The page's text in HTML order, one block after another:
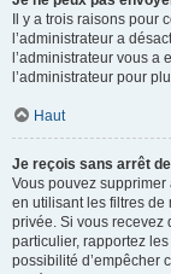
Il y a trois raisons pour
l’administrateur a
l’administrateur vous a
l’administrateur pour
Haut
Je reçois sans arrêt
Vous pouvez supprimer
en utilisant les filtres de
privée. Si vous recevez
particulier, rapportez
possibilité d’empêcher